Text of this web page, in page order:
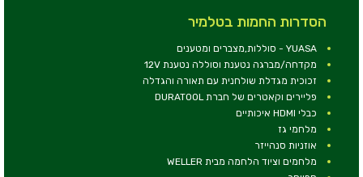
הסדרות החמות בטלמיר
YUASA - סוללות,מצברים ומטענים
מקדחה/מברגה נטענת וסוללה נטענת 12V
זכוכית מגדלת שולחנית עם תאורה והגדלה
פליירים וקאטרים של חברת DURATOOL
כבלי HDMI איכותיים
מלחמי גז
אוזניות סנהייזר
מלחמים וציוד הלחמה מבית WELLER